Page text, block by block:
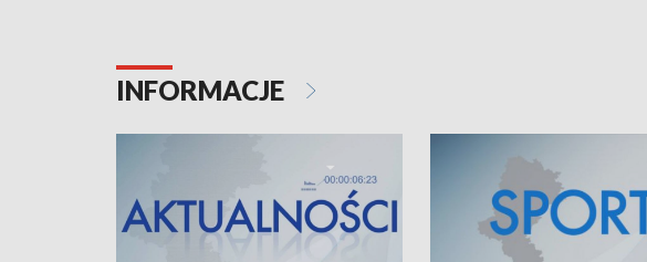
INFORMACJE